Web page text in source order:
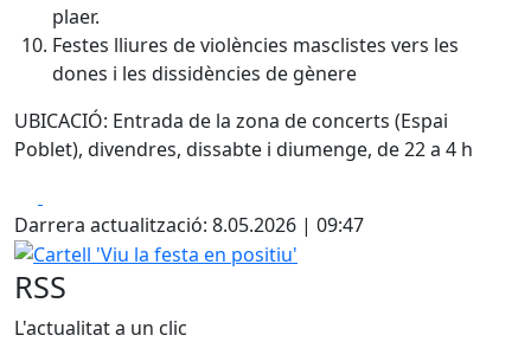
plaer.
Festes lliures de violències masclistes vers les
dones i les dissidències de gènere
UBICACIÓ: Entrada de la zona de concerts (Espai
Poblet), divendres, dissabte i diumenge, de 22 a 4 h
Darrera actualització: 8.05.2026 | 09:47
Cartell 'Viu la festa en positiu'
RSS
L'actualitat a un clic